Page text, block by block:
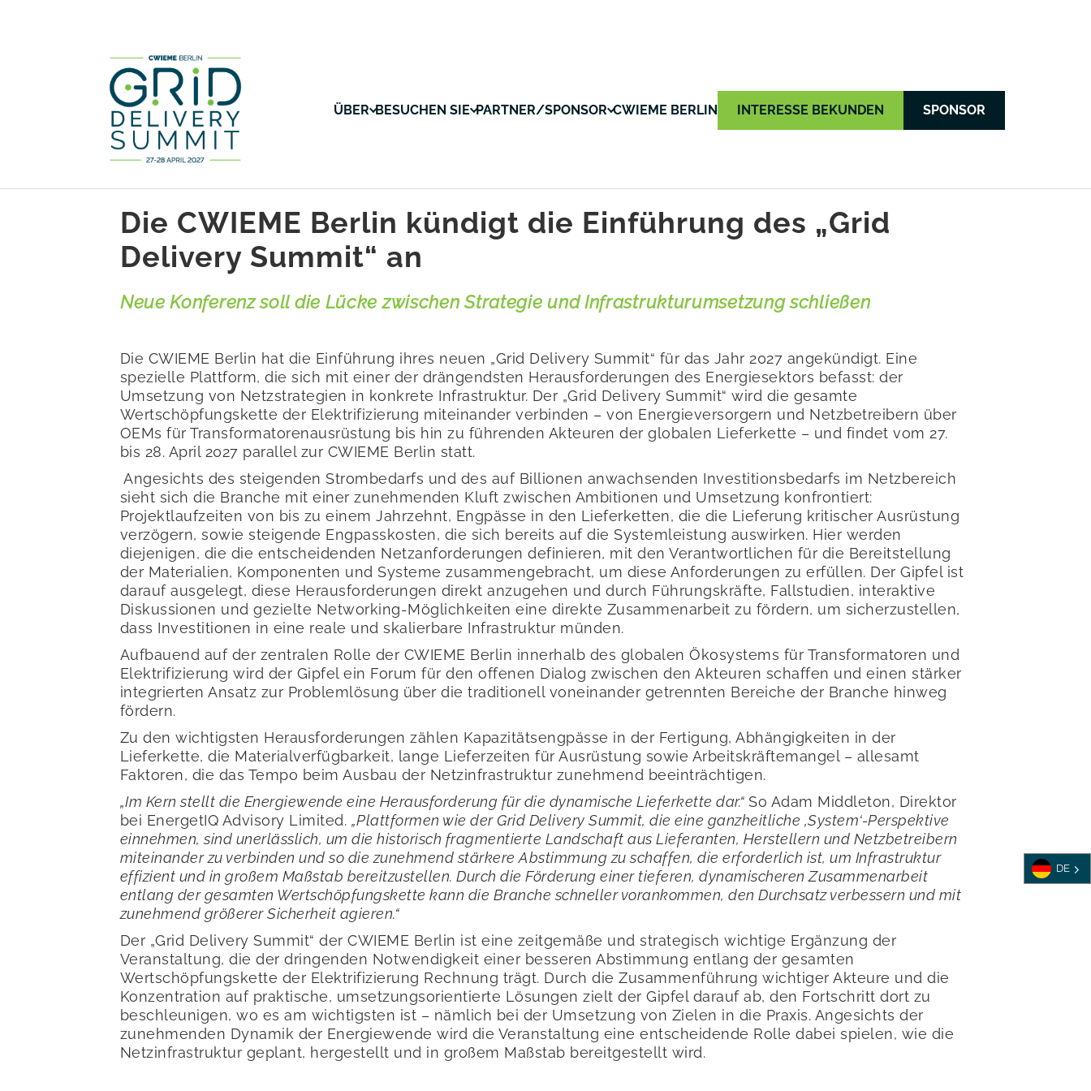
ÜBER BESUCHEN SIE PARTNER/SPONSOR CWIEME BERLIN INTERESSE BEKUNDEN SPONSOR
Die CWIEME Berlin kündigt die Einführung des „Grid
Delivery Summit“ an
Neue Konferenz soll die Lücke zwischen Strategie und Infrastrukturumsetzung schließen
Die CWIEME Berlin hat die Einführung ihres neuen „Grid Delivery Summit“ für das Jahr 2027 angekündigt. Eine
spezielle Plattform, die sich mit einer der drängendsten Herausforderungen des Energiesektors befasst: der
Umsetzung von Netzstrategien in konkrete Infrastruktur. Der „Grid Delivery Summit“ wird die gesamte
Wertschöpfungskette der Elektrifizierung miteinander verbinden – von Energieversorgern und Netzbetreibern über
OEMs für Transformatorenausrüstung bis hin zu führenden Akteuren der globalen Lieferkette – und findet vom 27.
bis 28. April 2027 parallel zur CWIEME Berlin statt.
Angesichts des steigenden Strombedarfs und des auf Billionen anwachsenden Investitionsbedarfs im Netzbereich
sieht sich die Branche mit einer zunehmenden Kluft zwischen Ambitionen und Umsetzung konfrontiert:
Projektlaufzeiten von bis zu einem Jahrzehnt, Engpässe in den Lieferketten, die die Lieferung kritischer Ausrüstung
verzögern, sowie steigende Engpasskosten, die sich bereits auf die Systemleistung auswirken. Hier werden
diejenigen, die die entscheidenden Netzanforderungen definieren, mit den Verantwortlichen für die Bereitstellung
der Materialien, Komponenten und Systeme zusammengebracht, um diese Anforderungen zu erfüllen. Der Gipfel ist
darauf ausgelegt, diese Herausforderungen direkt anzugehen und durch Führungskräfte, Fallstudien, interaktive
Diskussionen und gezielte Networking-Möglichkeiten eine direkte Zusammenarbeit zu fördern, um sicherzustellen,
dass Investitionen in eine reale und skalierbare Infrastruktur münden.
Aufbauend auf der zentralen Rolle der CWIEME Berlin innerhalb des globalen Ökosystems für Transformatoren und
Elektrifizierung wird der Gipfel ein Forum für den offenen Dialog zwischen den Akteuren schaffen und einen stärker
integrierten Ansatz zur Problemlösung über die traditionell voneinander getrennten Bereiche der Branche hinweg
fördern.
Zu den wichtigsten Herausforderungen zählen Kapazitätsengpässe in der Fertigung, Abhängigkeiten in der
Lieferkette, die Materialverfügbarkeit, lange Lieferzeiten für Ausrüstung sowie Arbeitskräftemangel – allesamt
Faktoren, die das Tempo beim Ausbau der Netzinfrastruktur zunehmend beeinträchtigen.
„Im Kern stellt die Energiewende eine Herausforderung für die dynamische Lieferkette dar.“So Adam Middleton, Direktor
bei EnergetIQ Advisory Limited. „Plattformen wie der Grid Delivery Summit, die eine ganzheitliche ‚System‘-Perspektive
einnehmen, sind unerlässlich, um die historisch fragmentierte Landschaft aus Lieferanten, Herstellern und Netzbetreibern
miteinander zu verbinden und so die zunehmend stärkere Abstimmung zu schaffen, die erforderlich ist, um Infrastruktur
effizient und in großem Maßstab bereitzustellen. Durch die Förderung einer tieferen, dynamischeren Zusammenarbeit
entlang der gesamten Wertschöpfungskette kann die Branche schneller vorankommen, den Durchsatz verbessern und mit
zunehmend größerer Sicherheit agieren.“
Der „Grid Delivery Summit“ der CWIEME Berlin ist eine zeitgemäße und strategisch wichtige Ergänzung der
Veranstaltung, die der dringenden Notwendigkeit einer besseren Abstimmung entlang der gesamten
Wertschöpfungskette der Elektrifizierung Rechnung trägt. Durch die Zusammenführung wichtiger Akteure und die
Konzentration auf praktische, umsetzungsorientierte Lösungen zielt der Gipfel darauf ab, den Fortschritt dort zu
beschleunigen, wo es am wichtigsten ist – nämlich bei der Umsetzung von Zielen in die Praxis. Angesichts der
zunehmenden Dynamik der Energiewende wird die Veranstaltung eine entscheidende Rolle dabei spielen, wie die
Netzinfrastruktur geplant, hergestellt und in großem Maßstab bereitgestellt wird.
DE